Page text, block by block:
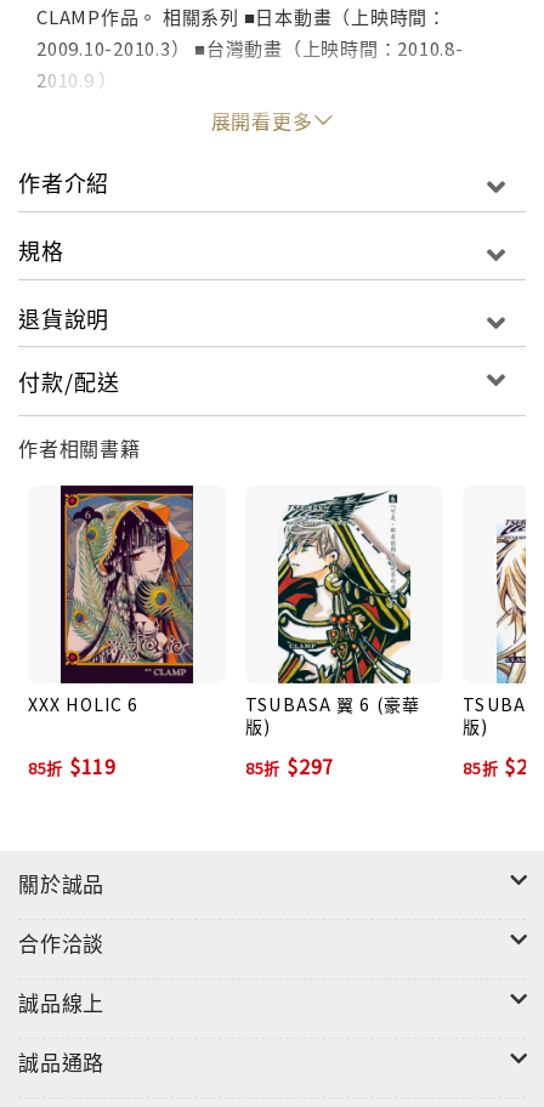
CLAMP作品。 相關系列 ■日本動畫（上映時間：
2009.10-2010.3） ■台灣動畫（上映時間：2010.8-
2010.9 ）
展開看更多
作者介紹
規格
退貨說明
付款/配送
作者相關書籍
XXX HOLIC 6
85折 $119
TSUBASA 翼 6 (豪華
版)
85折 $297
版)
85折
關於誠品
合作洽談
誠品線上
誠品通路